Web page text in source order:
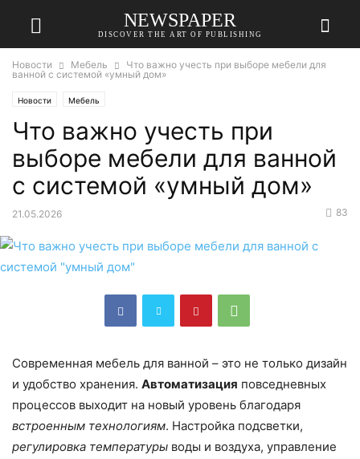
NEWSPAPER
DISCOVER THE ART OF PUBLISHING
Новости Мебель
Что важно учесть при выборе мебели для
ванной с системой «умный дом»
Новости Мебель
Что важно учесть при
выборе мебели для ванной
с системой «умный дом»
21.05.2026 83
Современная мебель для ванной – это не только дизайн
и удобство хранения. Автоматизация повседневных
процессов выходит на новый уровень благодаря
встроенным технологиям. Настройка подсветки,
регулировка температуры воды и воздуха, управление